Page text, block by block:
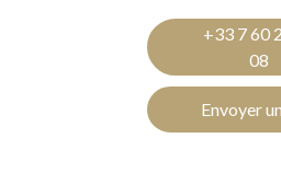
+33 7 60
08
Envoyer